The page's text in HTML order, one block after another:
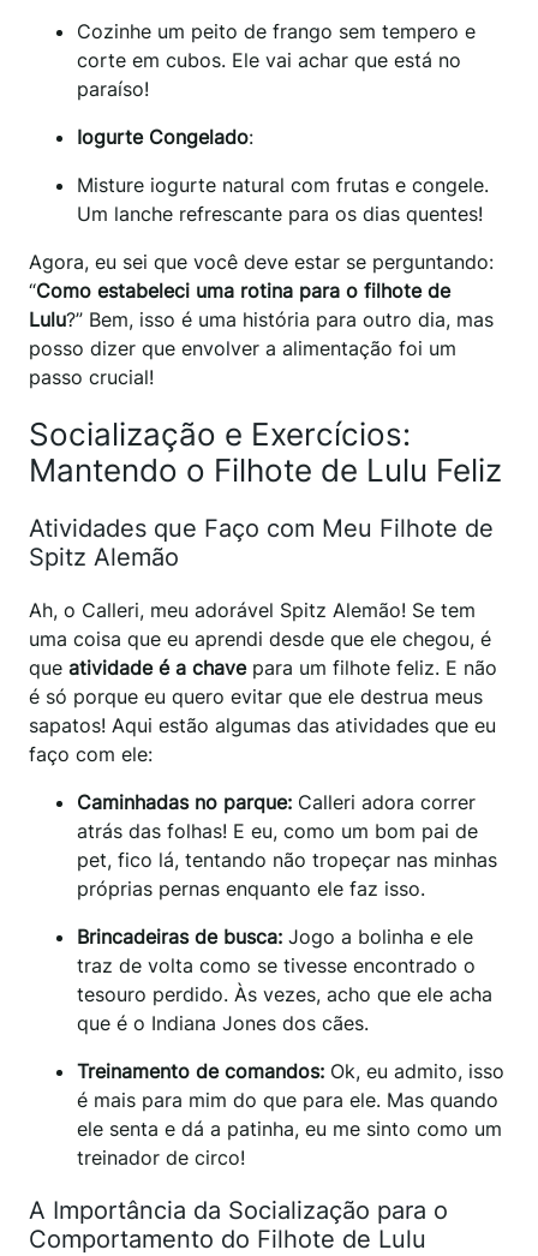
Cozinhe um peito de frango sem tempero e
corte em cubos. Ele vai achar que está no
paraíso!
Iogurte Congelado:
Misture iogurte natural com frutas e congele.
Um lanche refrescante para os dias quentes!
Agora, eu sei que você deve estar se perguntando:
“Como estabeleci uma rotina para o filhote de
Lulu?” Bem, isso é uma história para outro dia, mas
posso dizer que envolver a alimentação foi um
passo crucial!
Socialização e Exercícios:
Mantendo o Filhote de Lulu Feliz
Atividades que Faço com Meu Filhote de
Spitz Alemão
Ah, o Calleri, meu adorável Spitz Alemão! Se tem
uma coisa que eu aprendi desde que ele chegou, é
que atividade é a chavepara um filhote feliz. E não
é só porque eu quero evitar que ele destrua meus
sapatos! Aqui estão algumas das atividades que eu
faço com ele:
Caminhadas no parque: Calleri adora correr
atrás das folhas! E eu, como um bom pai de
pet, fico lá, tentando não tropeçar nas minhas
próprias pernas enquanto ele faz isso.
Brincadeiras de busca: Jogo a bolinha e ele
traz de volta como se tivesse encontrado o
tesouro perdido. Às vezes, acho que ele acha
que é o Indiana Jones dos cães.
Treinamento de comandos: Ok, eu admito, isso
é mais para mim do que para ele. Mas quando
ele senta e dá a patinha, eu me sinto como um
treinador de circo!
A Importância da Socialização para o
Comportamento do Filhote de Lulu